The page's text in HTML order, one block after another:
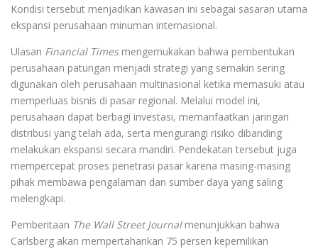
Kondisi tersebut menjadikan kawasan ini sebagai sasaran utama
ekspansi perusahaan minuman internasional.
Ulasan Financial Timesmengemukakan bahwa pembentukan
perusahaan patungan menjadi strategi yang semakin sering
digunakan oleh perusahaan multinasional ketika memasuki atau
memperluas bisnis di pasar regional. Melalui model ini,
perusahaan dapat berbagi investasi, memanfaatkan jaringan
distribusi yang telah ada, serta mengurangi risiko dibanding
melakukan ekspansi secara mandiri. Pendekatan tersebut juga
mempercepat proses penetrasi pasar karena masing-masing
pihak membawa pengalaman dan sumber daya yang saling
melengkapi.
Pemberitaan The Wall Street Journalmenunjukkan bahwa
Carlsberg akan mempertahankan 75 persen kepemilikan